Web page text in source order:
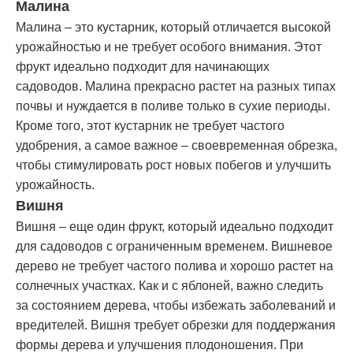
Малина
Малина – это кустарник, который отличается высокой
урожайностью и не требует особого внимания. Этот
фрукт идеально подходит для начинающих
садоводов. Малина прекрасно растет на разных типах
почвы и нуждается в поливе только в сухие периоды.
Кроме того, этот кустарник не требует частого
удобрения, а самое важное – своевременная обрезка,
чтобы стимулировать рост новых побегов и улучшить
урожайность.
Вишня
Вишня – еще один фрукт, который идеально подходит
для садоводов с ограниченным временем. Вишневое
дерево не требует частого полива и хорошо растет на
солнечных участках. Как и с яблоней, важно следить
за состоянием дерева, чтобы избежать заболеваний и
вредителей. Вишня требует обрезки для поддержания
формы дерева и улучшения плодоношения. При